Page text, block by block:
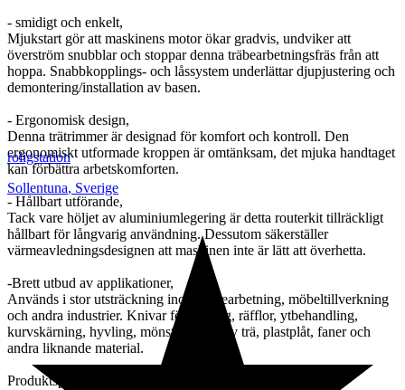
- smidigt och enkelt,
Mjukstart gör att maskinens motor ökar gradvis, undviker att
överström snubblar och stoppar denna träbearbetningsfräs från att
hoppa. Snabbkopplings- och låssystem underlättar djupjustering och
demontering/installation av basen.
- Ergonomisk design,
Denna trätrimmer är designad för komfort och kontroll. Den
ergonomiskt utformade kroppen är omtänksam, det mjuka handtaget
kan förbättra arbetskomforten.
- Hållbart utförande,
Tack vare höljet av aluminiumlegering är detta routerkit tillräckligt
hållbart för långvarig användning. Dessutom säkerställer
värmeavledningsdesignen att maskinen inte är lätt att överhetta.
-Brett utbud av applikationer,
Används i stor utsträckning inom träbearbetning, möbeltillverkning
och andra industrier. Knivar för fasning, räfflor, ytbehandling,
kurvskärning, hyvling, mönstring etc. av trä, plastplåt, faner och
andra liknande material.
Produktspecifikationer:
roligstation
Sollentuna, Sverige